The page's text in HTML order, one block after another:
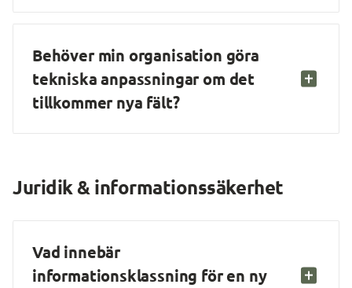
Behöver min organisation göra
tekniska anpassningar om det
tillkommer nya fält?
Juridik & informationssäkerhet
Vad innebär
informationsklassning för en ny